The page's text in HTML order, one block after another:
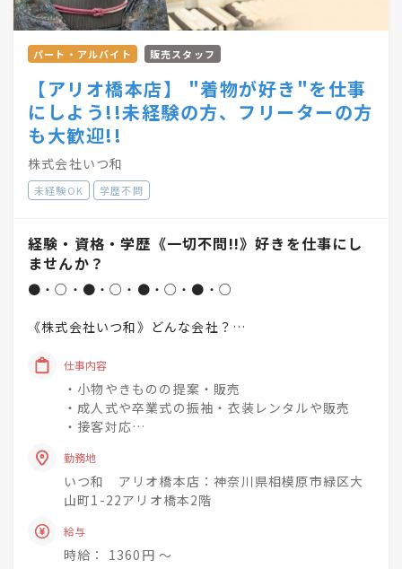
パート・アルバイト 販売スタッフ
【アリオ橋本店】 "着物が好き"を仕事
にしよう!!未経験の方、フリーターの方
も大歓迎!!
株式会社いつ和
未経験OK 学歴不問
経験・資格・学歴《一切不問!!》好きを仕事にし
ませんか？
●・○・●・○・●・○・●・○
《株式会社いつ和》どんな会社？
「一人でも多く、一度でも多く、
着物着姿を増やしていく」
という理念を掲げています♪
興味関心を深めながら
社会人として成長できる社風◎
「いつ和」29店舗
「いつ和・ふるーれ」4店舗
仕事内容
・小物やきものの提案・販売
・成人式や卒業式の振袖・衣装レンタルや販売
・接客対応
・おでかけ会 / 着付け教室 / お手入れ相談会のご
案内
お客様のそんな疑問や不安を解消して差し上げて
きものをより身近に、気軽に、そして楽しんで頂
勤務地
いつ和 アリオ橋本店：神奈川県相模原市緑区大
山町1-22アリオ橋本2階
給与
時給： 1360円 〜